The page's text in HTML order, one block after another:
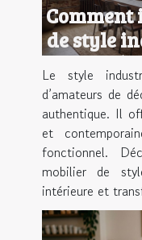
de style
Le style
d’amateurs de
authentique. Il
et
fonctionnel.
mobilier de
intérieure et